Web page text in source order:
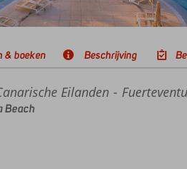
& boeken Beschrijving
Eilanden
Beach